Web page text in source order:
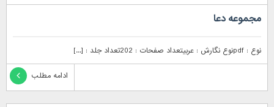
مجموعه دعا
نوع : pdfنوع نگارش : عربیتعداد صفحات : 202تعداد جلد : [...]
ادامه مطلب